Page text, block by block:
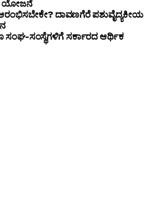
ಯೋಜನೆ
ದಾವಣಗೆರೆ ಪಶುವೈದ್ಯಕೀಯ
ಸಂಘ-ಸಂಸ್ಥೆಗಳಿಗೆ ಸರ್ಕಾರದ ಆರ್ಥಿಕ